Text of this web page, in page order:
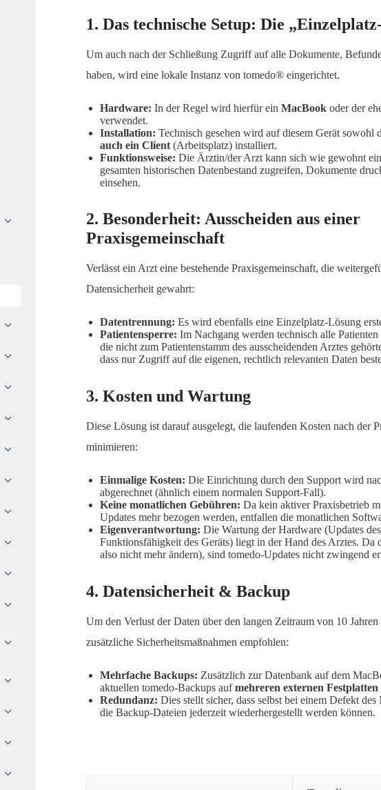
1. Das technische Setup: Die
Um auch nach der Schließung Zugriff auf alle Dokumente,
haben, wird eine lokale Instanz von tomedo® eingerichtet.
Hardware: In der Regel wird hierfür ein MacBookoder der
verwendet.
Installation: Technisch gesehen wird auf diesem Gerät sowohl
auch ein Client(Arbeitsplatz) installiert.
Funktionsweise: Die Ärztin/der Arzt kann sich wie gewohnt
gesamten historischen Datenbestand zugreifen, Dokumente
einsehen.
2. Besonderheit: Ausscheiden aus einer
Praxisgemeinschaft
Verlässt ein Arzt eine bestehende Praxisgemeinschaft, die
Datensicherheit gewahrt:
Datentrennung: Es wird ebenfalls eine Einzelplatz-Lösung
Patientensperre: Im Nachgang werden technisch alle
die nicht zum Patientenstamm des ausscheidenden Arztes
dass nur Zugriff auf die eigenen, rechtlich relevanten Daten
3. Kosten und Wartung
Diese Lösung ist darauf ausgelegt, die laufenden Kosten nach der
minimieren:
Einmalige Kosten: Die Einrichtung durch den Support wird
abgerechnet (ähnlich einem normalen Support-Fall).
Keine monatlichen Gebühren: Da kein aktiver Praxisbetrieb
Updates mehr bezogen werden, entfallen die monatlichen
Eigenverantwortung: Die Wartung der Hardware (Updates
Funktionsfähigkeit des Geräts) liegt in der Hand des Arztes. Da
also nicht mehr ändern), sind tomedo-Updates nicht zwingend
4. Datensicherheit & Backup
Um den Verlust der Daten über den langen Zeitraum von 10
zusätzliche Sicherheitsmaßnahmen empfohlen:
Mehrfache Backups: Zusätzlich zur Datenbank auf dem
aktuellen tomedo-Backups aufmehreren externen Festplatten
Redundanz: Dies stellt sicher, dass selbst bei einem Defekt
die Backup-Dateien jederzeit wiederhergestellt werden können.